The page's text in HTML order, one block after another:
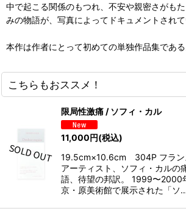
中で起こる関係のもつれ、不安や親密さがも
みの物語が、写真によってドキュメントされて
本作は作者にとって初めての単独作品集である
こちらもおススメ！
限局性激痛 / ソフィ・カル
11,000円(税込)
19.5cm×10.6cm 304P フラン
アーティスト、ソフィ・カルの
語、待望の邦訳。 1999〜2000
京・原美術館で展示された「ソ